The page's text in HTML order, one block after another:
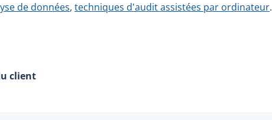
de données, techniques d'audit assistées par ordinateur.
client